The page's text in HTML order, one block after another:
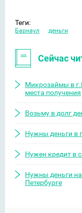
Теги:
Барнаул деньги
Сейчас
Микрозаймы в
места получения
Возьму в долг
Нужны деньги в
Нужен кредит в
Нужны деньги
Петербурге